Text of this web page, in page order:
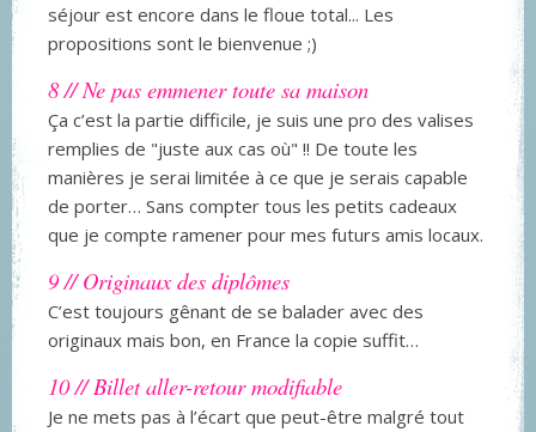
séjour est encore dans le floue total... Les
propositions sont le bienvenue ;)
8 // Ne pas emmener toute sa maison
Ça c’est la partie difficile, je suis une pro des valises
remplies de "juste aux cas où" !! De toute les
manières je serai limitée à ce que je serais capable
de porter… Sans compter tous les petits cadeaux
que je compte ramener pour mes futurs amis locaux.
9 // Originaux des diplômes
C’est toujours gênant de se balader avec des
originaux mais bon, en France la copie suffit…
10 // Billet aller-retour modifiable
Je ne mets pas à l’écart que peut-être malgré tout